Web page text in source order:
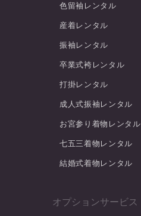
色留袖レンタル
産着レンタル
振袖レンタル
卒業式袴レンタル
打掛レンタル
成人式振袖レンタル
お宮参り着物レンタル
七五三着物レンタル
結婚式着物レンタル
オプションサービス